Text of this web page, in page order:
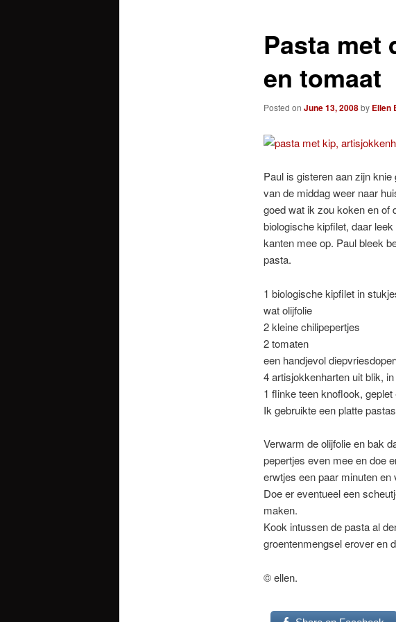
Pasta met
en tomaat
Posted on June 13, 2008by Ellen
Paul is gisteren aan zijn
van de middag weer naar
goed wat ik zou koken en of
biologische kipfilet, daar
kanten mee op. Paul bleek
pasta.
1 biologische kipfilet in
wat olijfolie
2 kleine chilipepertjes
2 tomaten
een handjevol
4 artisjokkenharten uit blik,
1 flinke teen knoflook, geplet
Ik gebruikte een platte
Verwarm de olijfolie en bak
pepertjes even mee en doe
erwtjes een paar minuten en
Doe er eventueel een
maken.
Kook intussen de pasta al
groentenmengsel erover en
© ellen.